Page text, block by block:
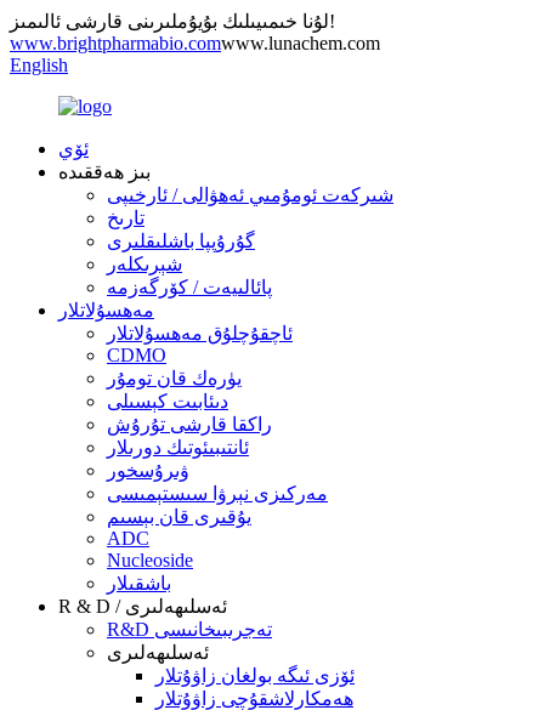
لۇنا خىمىيىلىك بۇيۇملىرىنى قارشى ئالىمىز!
www.brightpharmabio.comwww.lunachem.com
English
ئۆي
بىز ھەققىدە
شىركەت ئومۇمىي ئەھۋالى / ئارخىپى
تارىخ
گۇرۇپپا باشلىقلىرى
شېرىكلەر
پائالىيەت / كۆرگەزمە
مەھسۇلاتلار
ئاچقۇچلۇق مەھسۇلاتلار
CDMO
يۈرەك قان تومۇر
دىئابىت كېسىلى
راكقا قارشى تۇرۇش
ئانتىبىئوتىك دورىلار
ۋىرۇسخور
مەركىزى نېرۋا سىستېمىسى
يۇقىرى قان بېسىم
ADC
Nucleoside
باشقىلار
R & D / ئەسلىھەلىرى
R&D تەجرىبىخانىسى
ئەسلىھەلىرى
ئۆزى ئىگە بولغان زاۋۇتلار
ھەمكارلاشقۇچى زاۋۇتلار